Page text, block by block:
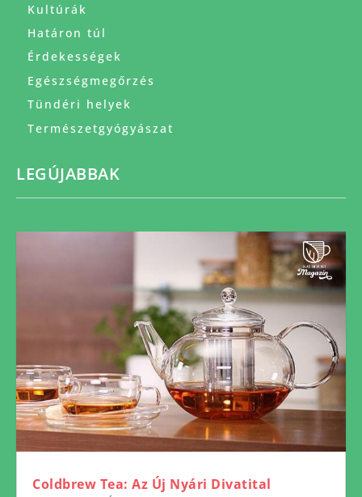
Kultúrák
Határon túl
Érdekességek
Egészségmegőrzés
Tündéri helyek
Természetgyógyászat
LEGÚJABBAK
Coldbrew Tea: Az Új Nyári Divatital